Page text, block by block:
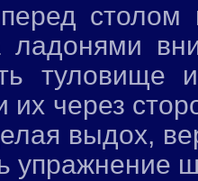
столом
ладонями
их через
выдох,
упражнение